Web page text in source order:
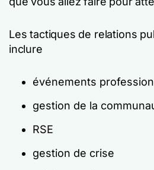
Les tactiques de relations
inclure
événements
gestion de la
RSE
gestion de crise